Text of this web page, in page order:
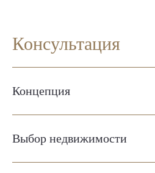
Консультация
Концепция
Выбор недвижимости